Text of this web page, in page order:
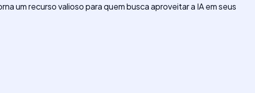
um recurso valioso para quem busca aproveitar a IA em seus